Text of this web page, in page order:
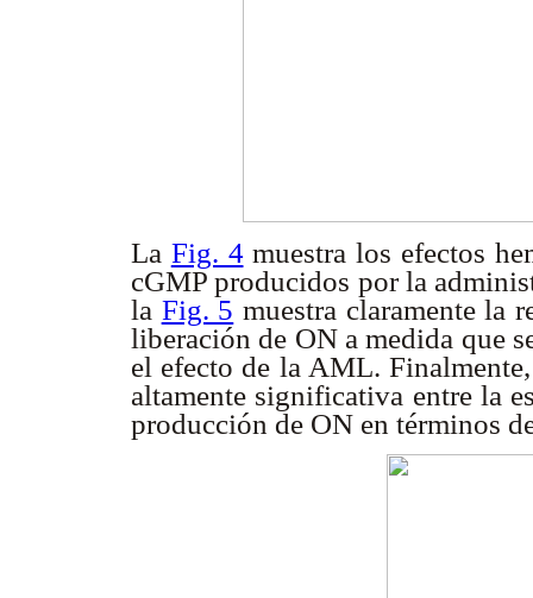
La Fig. 4muestra los efectos
cGMP producidos por la
la Fig. 5 muestra claramente la
liberación de ON a medida que
el efecto de la AML.
altamente significativa entre la
producción de ON en términos